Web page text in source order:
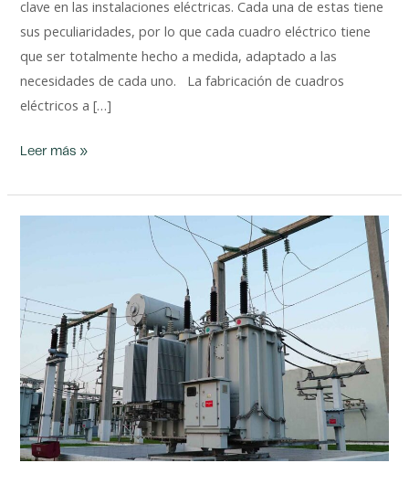
clave en las instalaciones eléctricas. Cada una de estas tiene
sus peculiaridades, por lo que cada cuadro eléctrico tiene
que ser totalmente hecho a medida, adaptado a las
necesidades de cada uno. La fabricación de cuadros
eléctricos a […]
Leer más »
un
análisis
gas
SF6?